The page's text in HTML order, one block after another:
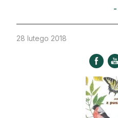
Nowe technologie
Kultura i historia
Strefa eksperta
-
28 lutego 2018